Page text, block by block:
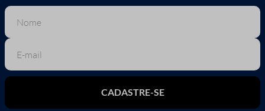
CADASTRE-SE